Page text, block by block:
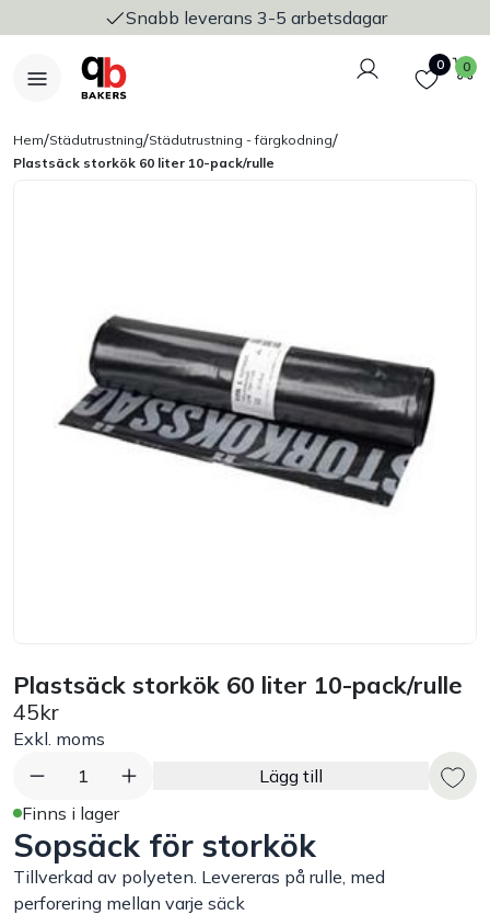
Snabb leverans 3-5 arbetsdagar
Logga in
Favoriter
0 0
Bageriplåtar & bakformar
Stickvagnar & transport
Exponering & servering
Städutrustning
Arbetskläder
Plåtbyte
Hem/Städutrustning/Städutrustning - färgkodning/
Plastsäck storkök 60 liter 10-pack/rulle
Plastsäck storkök 60 liter 10-pack/rulle
45kr
Exkl. moms
1
Lägg till
Finns i lager
Sopsäck för storkök
Tillverkad av polyeten. Levereras på rulle, med
perforering mellan varje säck